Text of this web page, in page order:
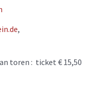
,
toren : ticket € 15,50